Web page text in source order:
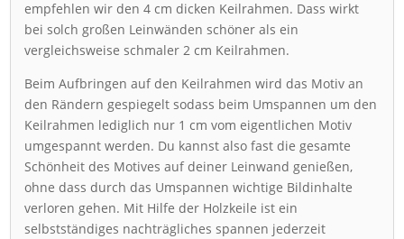
empfehlen wir den 4 cm dicken Keilrahmen. Dass wirkt
bei solch großen Leinwänden schöner als ein
vergleichsweise schmaler 2 cm Keilrahmen.
Beim Aufbringen auf den Keilrahmen wird das Motiv an
den Rändern gespiegelt sodass beim Umspannen um den
Keilrahmen lediglich nur 1 cm vom eigentlichen Motiv
umgespannt werden. Du kannst also fast die gesamte
Schönheit des Motives auf deiner Leinwand genießen,
ohne dass durch das Umspannen wichtige Bildinhalte
verloren gehen. Mit Hilfe der Holzkeile ist ein
selbstständiges nachträgliches spannen jederzeit